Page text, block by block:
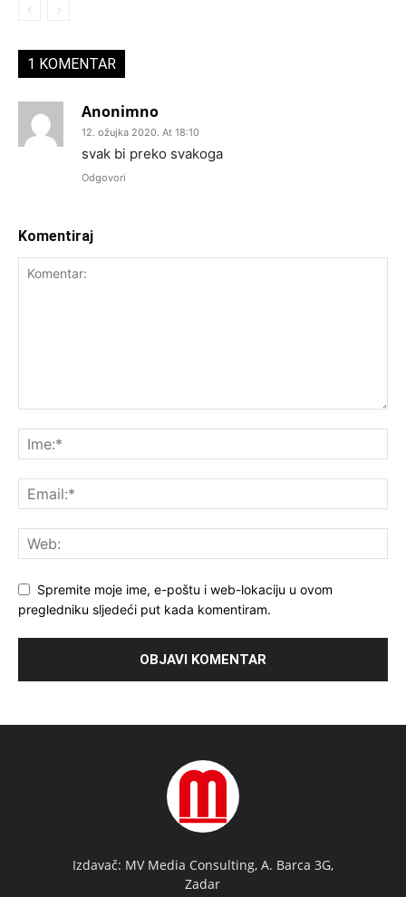
1 KOMENTAR
Anonimno
12. ožujka 2020. At 18:10
svak bi preko svakoga
Odgovori
Komentiraj
Spremite moje ime, e-poštu i web-lokaciju u ovom
pregledniku sljedeći put kada komentiram.
Izdavač: MV Media Consulting, A. Barca 3G,
Zadar